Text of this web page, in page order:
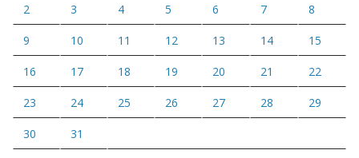
2 3 4 5 6 7 8
9 10 11 12 13 14 15
16 17 18 19 20 21 22
23 24 25 26 27 28 29
30 31